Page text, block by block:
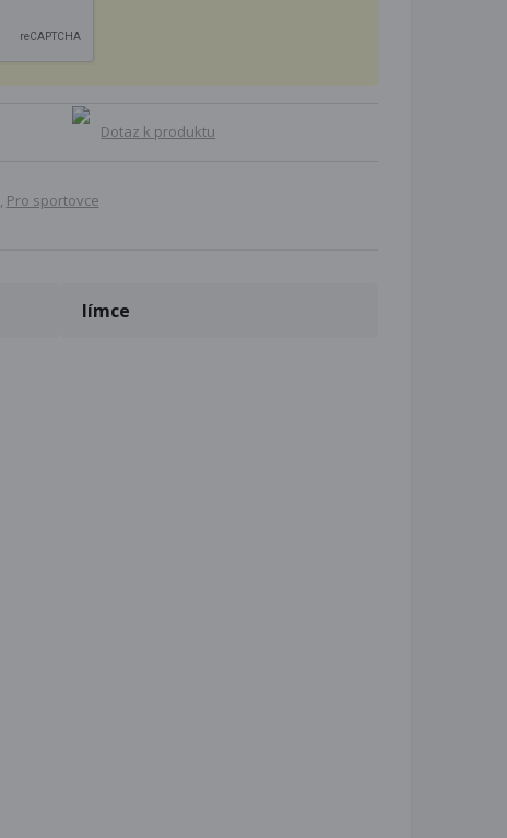
Dotaz k produktu
, Pro sportovce
límce